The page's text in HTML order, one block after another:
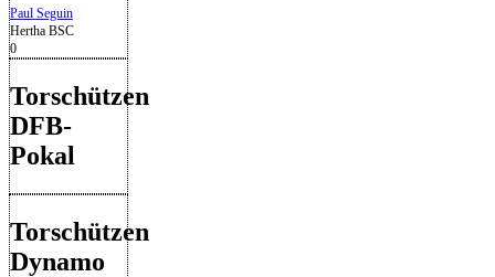
Paul Seguin
Hertha BSC
0
Torschützen
DFB-
Pokal
Torschützen
Dynamo